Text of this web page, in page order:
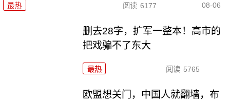
最热 阅读 6177 08-06
删去28字，扩军一整本！高市的
把戏骗不了东大
最热 阅读 5765
欧盟想关门，中国人就翻墙，布